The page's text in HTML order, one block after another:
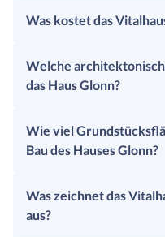
Was kostet das
Welche
das Haus Glonn?
Wie viel
Bau des Hauses Glonn?
Was zeichnet das
aus?